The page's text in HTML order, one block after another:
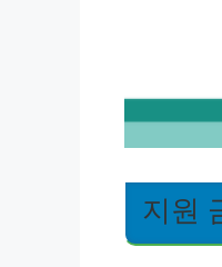
지원